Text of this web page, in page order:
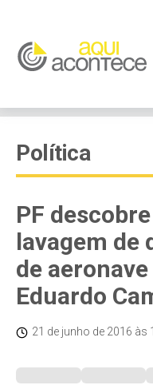
Política
PF
lavagem de
de
Eduardo
21 de junho de 2016 às